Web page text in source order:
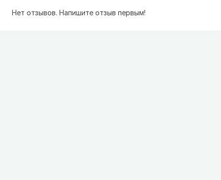
Нет отзывов. Напишите отзыв первым!